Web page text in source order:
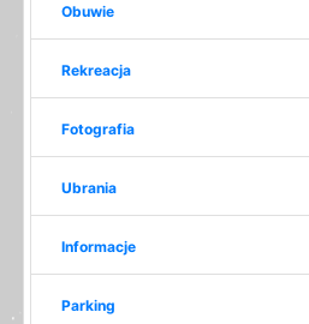
Obuwie
Rekreacja
Fotografia
Ubrania
Informacje
Parking